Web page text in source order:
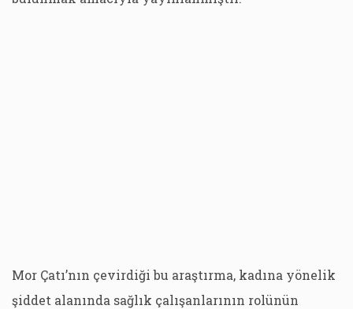
Mor Çatı’nın çevirdiği bu araştırma, kadına yönelik
şiddet alanında sağlık çalışanlarının rolünün